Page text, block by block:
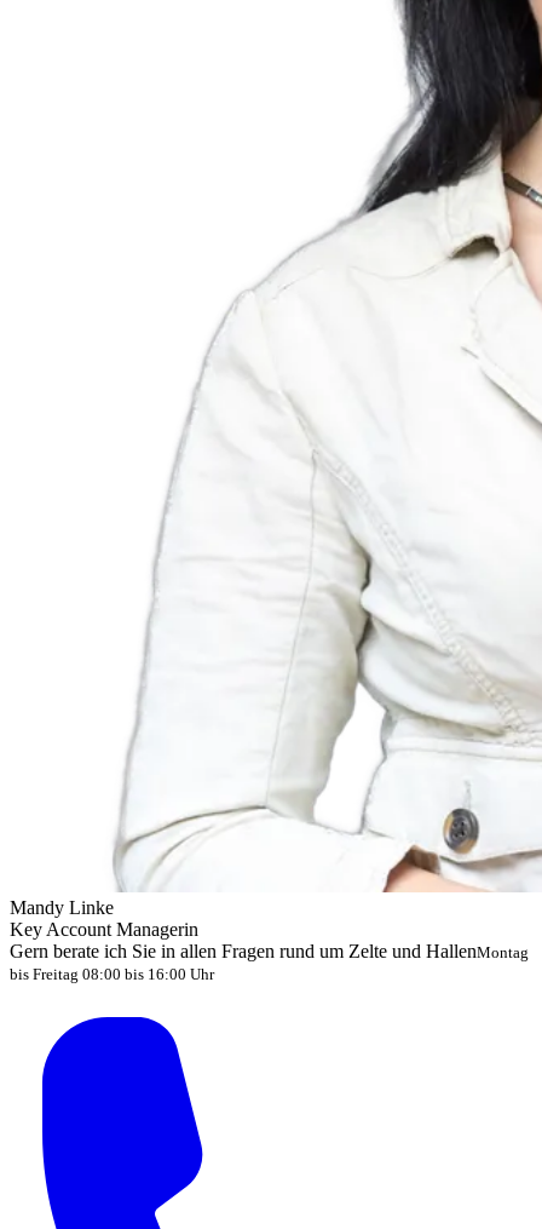
Mandy Linke
Key Account Managerin
Gern berate ich Sie in allen Fragen rund um Zelte und HallenMontag
bis Freitag 08:00 bis 16:00 Uhr